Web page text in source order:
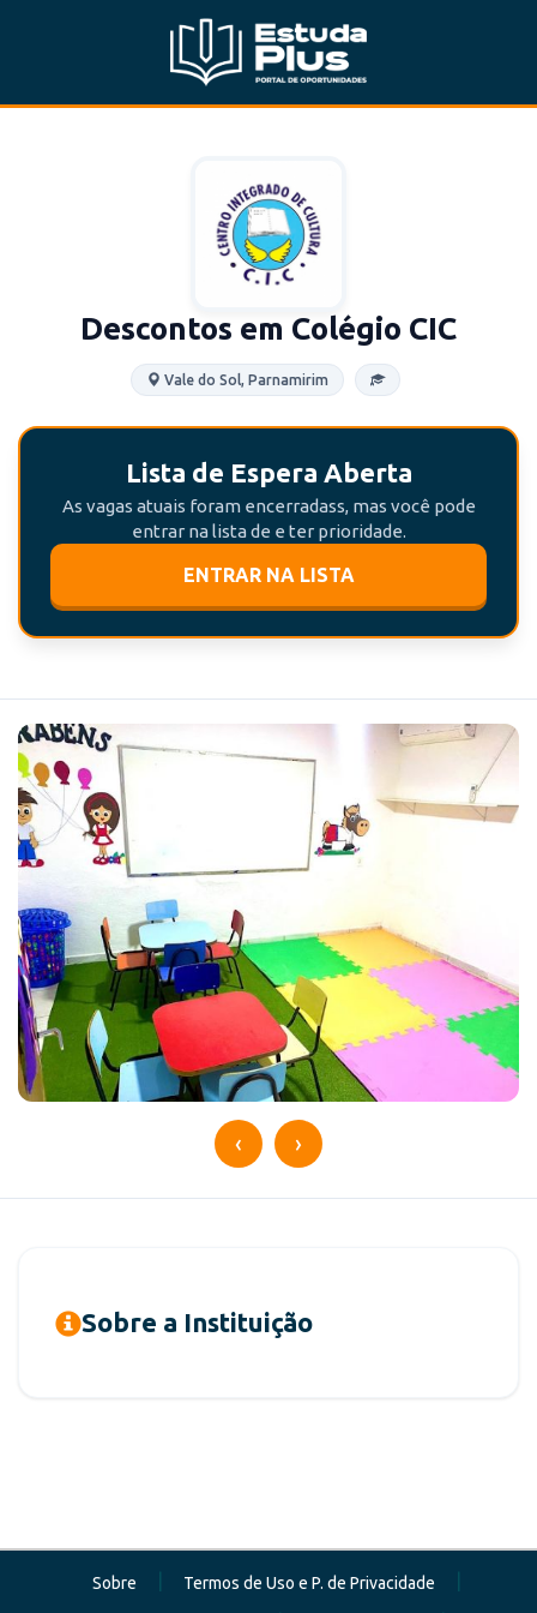
Descontos em Colégio CIC
Vale do Sol, Parnamirim
Lista de Espera Aberta
As vagas atuais foram encerradass, mas você pode
entrar na lista de e ter prioridade.
ENTRAR NA LISTA
‹ ›
Sobre a Instituição
Sobre Termos de Uso e P. de Privacidade